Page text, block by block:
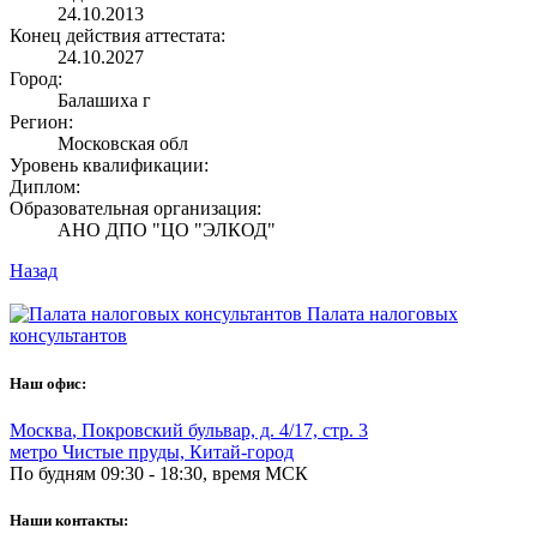
24.10.2013
Конец действия аттестата:
24.10.2027
Город:
Балашиха г
Регион:
Московская обл
Уровень квалификации:
Диплом:
Образовательная организация:
АНО ДПО "ЦО "ЭЛКОД"
Назад
Палата налоговых
консультантов
Наш офис:
Москва, Покровский бульвар, д. 4/17, стр. 3
метро Чистые пруды, Китай-город
По будням 09:30 - 18:30, время МСК
Наши контакты: